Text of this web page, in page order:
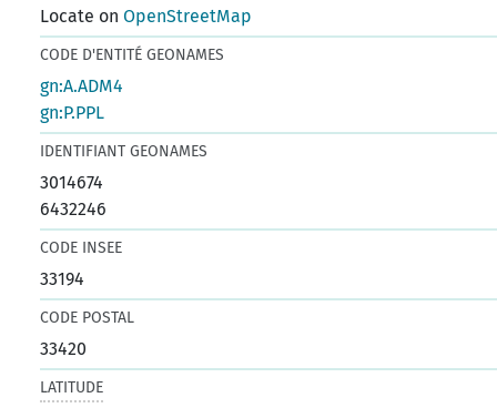
Locate onOpenStreetMap
CODE D'ENTITÉ GEONAMES
gn:A.ADM4
gn:P.PPL
IDENTIFIANT GEONAMES
3014674
6432246
CODE INSEE
33194
CODE POSTAL
33420
LATITUDE